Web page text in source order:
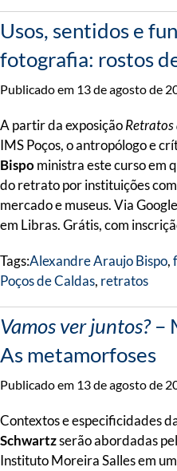
Usos, sentidos e
fotografia: rostos
Publicado em 13 de agosto de
A partir da exposiçãoRetratos
IMS Poços, o antropólogo e
Bispoministra este curso em
do retrato por instituições
mercado e museus. Via
em Libras. Grátis, com
Tags:Alexandre Araujo Bispo,
Poços de Caldas, retratos
Vamos ver juntos?–
As metamorfoses
Publicado em 13 de agosto de
Contextos e especificidades
Schwartzserão abordadas
Instituto Moreira Salles em